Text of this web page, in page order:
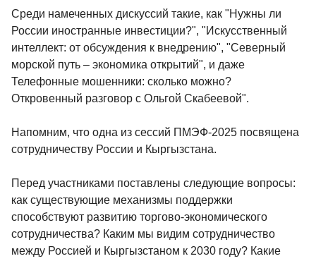
Среди намеченных дискуссий такие, как "Нужны ли
России иностранные инвестиции?", "Искусственный
интеллект: от обсуждения к внедрению", "Северный
морской путь – экономика открытий", и даже
Телефонные мошенники: сколько можно?
Откровенный разговор с Ольгой Скабеевой".
Напомним, что одна из сессий ПМЭФ-2025 посвящена
сотрудничеству России и Кыргызстана.
Перед участниками поставлены следующие вопросы:
как существующие механизмы поддержки
способствуют развитию торгово-экономического
сотрудничества? Каким мы видим сотрудничество
между Россией и Кыргызстаном к 2030 году? Какие